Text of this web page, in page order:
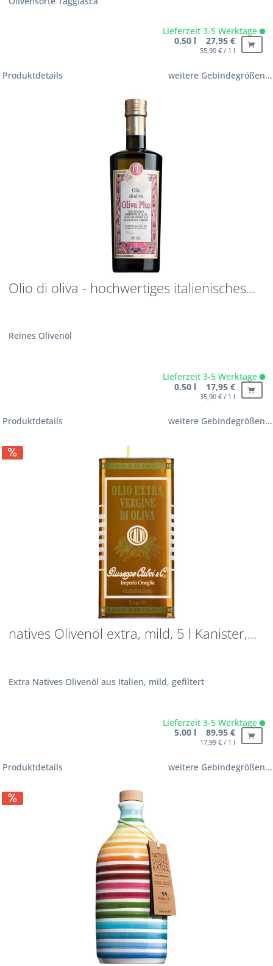
Lieferzeit 3-5 Werktage
0.50 l 27,95 €
55,90 € / 1 l
Produktdetails weitere Gebindegrößen...
Olio di oliva - hochwertiges italienisches...
Reines Olivenöl
Lieferzeit 3-5 Werktage
0.50 l 17,95 €
35,90 € / 1 l
Produktdetails weitere Gebindegrößen...
natives Olivenöl extra, mild, 5 l Kanister,...
Extra Natives Olivenöl aus Italien, mild, gefiltert
Lieferzeit 3-5 Werktage
5.00 l 89,95 €
17,99 € / 1 l
Produktdetails weitere Gebindegrößen...